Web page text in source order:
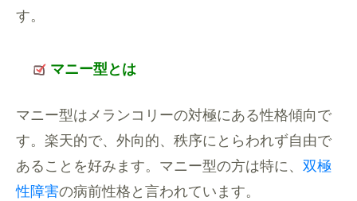
す。
マニー型とは
マニー型はメランコリーの対極にある性格傾向で
す。楽天的で、外向的、秩序にとらわれず自由で
あることを好みます。マニー型の方は特に、 双極
性障害の病前性格と言われています。